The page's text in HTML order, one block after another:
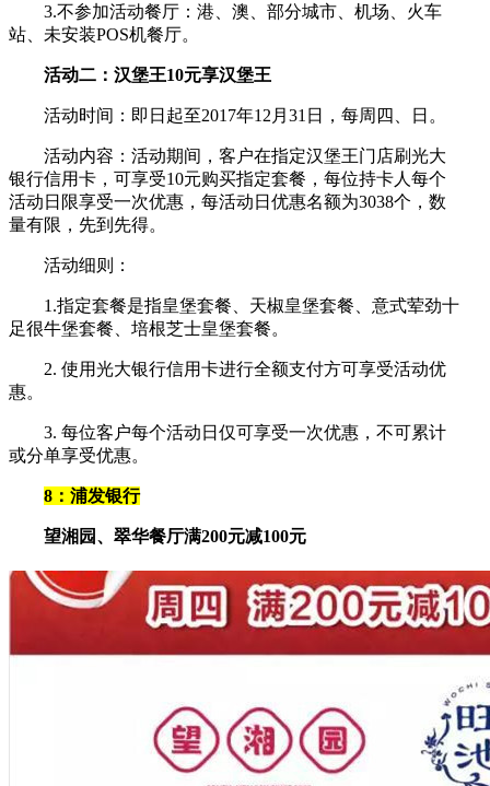
3.不参加活动餐厅：港、澳、部分城市、机场、火车
站、未安装POS机餐厅。
活动二：汉堡王10元享汉堡王
活动时间：即日起至2017年12月31日，每周四、日。
活动内容：活动期间，客户在指定汉堡王门店刷光大
银行信用卡，可享受10元购买指定套餐，每位持卡人每个
活动日限享受一次优惠，每活动日优惠名额为3038个，数
量有限，先到先得。
活动细则：
1.指定套餐是指皇堡套餐、天椒皇堡套餐、意式荤劲十
足很牛堡套餐、培根芝士皇堡套餐。
2. 使用光大银行信用卡进行全额支付方可享受活动优
惠。
3. 每位客户每个活动日仅可享受一次优惠，不可累计
或分单享受优惠。
8：浦发银行
望湘园、翠华餐厅满200元减100元